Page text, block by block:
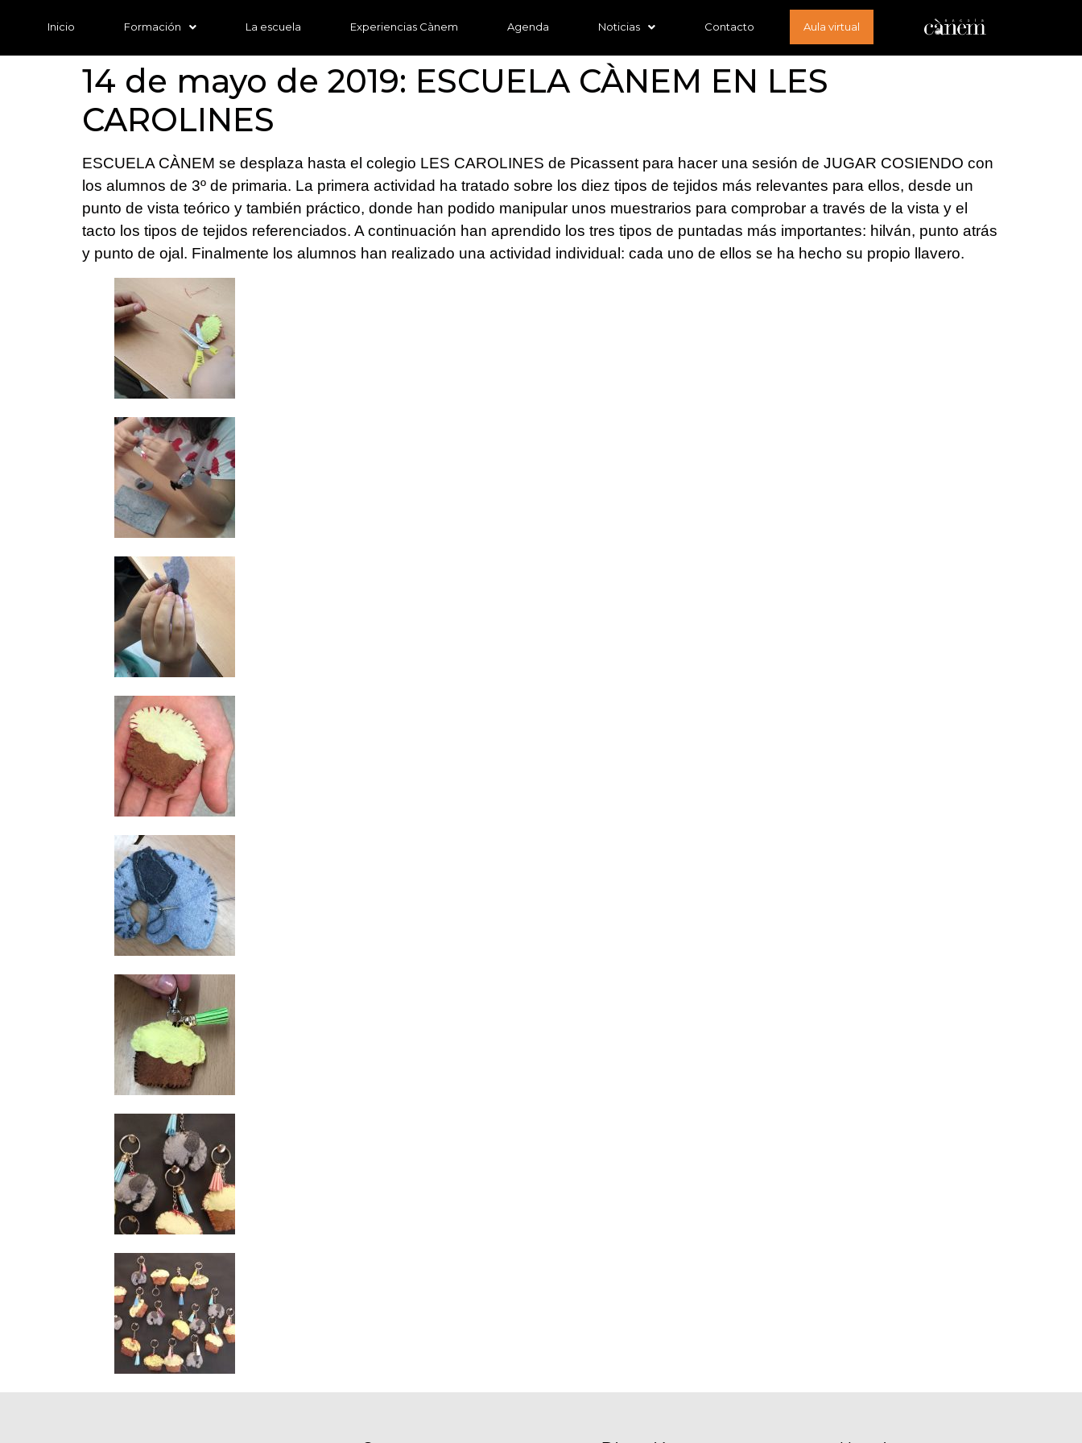
Inicio Formación La escuela Experiencias Cànem Agenda Noticias Contacto Aula virtual
14 de mayo de 2019: ESCUELA CÀNEM EN LES
CAROLINES
ESCUELA CÀNEM se desplaza hasta el colegio LES CAROLINES de Picassent para hacer una sesión de JUGAR COSIENDO con
los alumnos de 3º de primaria. La primera actividad ha tratado sobre los diez tipos de tejidos más relevantes para ellos, desde un
punto de vista teórico y también práctico, donde han podido manipular unos muestrarios para comprobar a través de la vista y el
tacto los tipos de tejidos referenciados. A continuación han aprendido los tres tipos de puntadas más importantes: hilván, punto atrás
y punto de ojal. Finalmente los alumnos han realizado una actividad individual: cada uno de ellos se ha hecho su propio llavero.